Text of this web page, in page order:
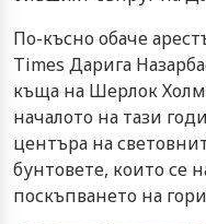
По-късно обаче
Times Дарига
къща на Шерлок
началото на тази
центъра на
бунтовете, които се
поскъпването на